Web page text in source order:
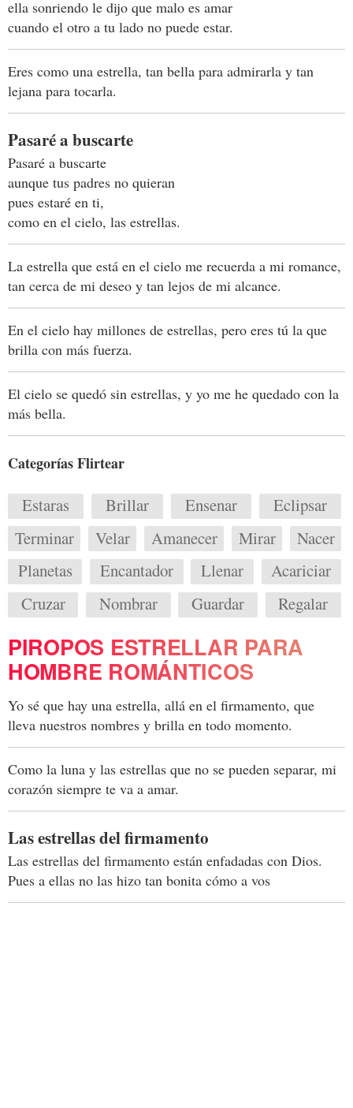
ella sonriendo le dijo que malo es amar
cuando el otro a tu lado no puede estar.
Eres como una estrella, tan bella para admirarla y tan
lejana para tocarla.
Pasaré a buscarte
Pasaré a buscarte
aunque tus padres no quieran
pues estaré en ti,
como en el cielo, las estrellas.
La estrella que está en el cielo me recuerda a mi romance,
tan cerca de mi deseo y tan lejos de mi alcance.
En el cielo hay millones de estrellas, pero eres tú la que
brilla con más fuerza.
El cielo se quedó sin estrellas, y yo me he quedado con la
más bella.
Categorías Flirtear
Estaras Brillar Ensenar
Eclipsar
Terminar
Velar Amanecer Mirar
Nacer
Planetas
Encantador Llenar
Acariciar
Cruzar
Nombrar Guardar Regalar
PIROPOS ESTRELLAR PARA
HOMBRE ROMÁNTICOS
Yo sé que hay una estrella, allá en el firmamento, que
lleva nuestros nombres y brilla en todo momento.
Como la luna y las estrellas que no se pueden separar, mi
corazón siempre te va a amar.
Las estrellas del firmamento
Las estrellas del firmamento están enfadadas con Dios.
Pues a ellas no las hizo tan bonita cómo a vos